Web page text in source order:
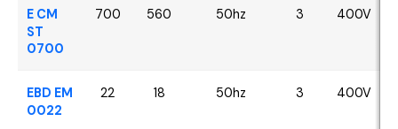
Perkins
VOLVO
E CM
ST
0700
700 560 50hz 3 400V
EBD EM
0022
22 18 50hz 3 400V